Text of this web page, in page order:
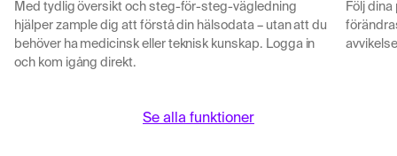
Med tydlig översikt och steg-för-steg-vägledning
hjälper zample dig att förstå din hälsodata – utan att du
behöver ha medicinsk eller teknisk kunskap. Logga in
och kom igång direkt.
Följ
Se alla funktioner